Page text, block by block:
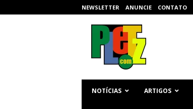
NEWSLETTER ANUNCIE CONTATO
NOTÍCIAS ARTIGOS